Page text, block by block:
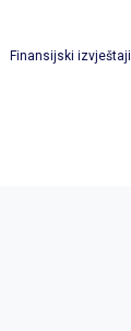
Finansijski izvještaji